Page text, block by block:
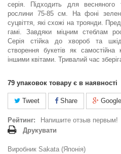
серія. Підходить для весняного
рослини 75-85 см. На фоні
суцвіття, які схожі на троянди.
гамі. Завдяки міцним стеблам
Серія стійка до хвороб та
створення букетів як
іншими квітами. Тривалий час
79 упаковок товару є в наявності
Tweet Share
Рейтинг:
Напишите отзыв первым!
Друкувати
Виробник Sakata (Японія)